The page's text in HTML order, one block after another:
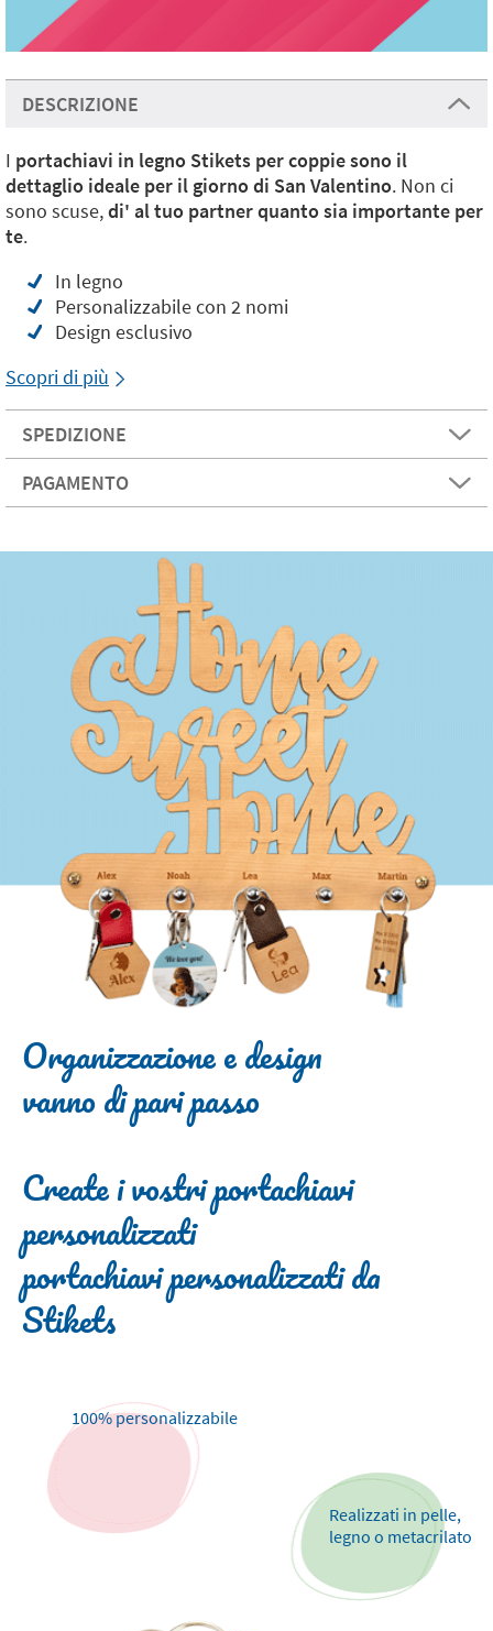
DESCRIZIONE
I portachiavi in legno Stikets per coppie sono il
dettaglio ideale per il giorno di San Valentino. Non ci
sono scuse,di' al tuo partner quanto sia importante per
te.
In legno
Personalizzabile con 2 nomi
Design esclusivo
Scopri di più
SPEDIZIONE
PAGAMENTO
Organizzazione e design
vanno di pari passo
Create i vostri portachiavi
personalizzati
portachiavi personalizzati da
Stikets
Realizzati in pelle,
legno o metacrilato
100% personalizzabile